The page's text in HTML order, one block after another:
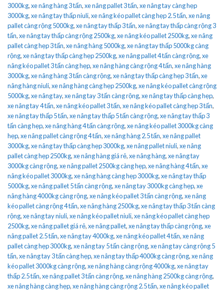
3000kg,xe nâng hàng 3 tấn,xe nâng pallet 3 tấn,xe nâng tay càng hẹp
3000kg,xe nâng tay thấp niuli,xe nâng kéo pallet càng hẹp 2.5 tấn,xe nâng
pallet càng rộng 5000kg,xe nâng tay thấp 3 tấn,xe nâng tay thấp càng rộng 3
tấn,xe nâng tay thấp càng rộng 2500kg,xe nâng kéo pallet 2500kg,xe nâng
pallet càng hẹp 3 tấn,xe nâng hàng 5000kg,xe nâng tay thấp 5000kg càng
rộng,xe nâng tay thấp càng hẹp 2500kg,xe nâng pallet 4 tấn càng rộng,xe
nâng kéo pallet 3 tấn càng hẹp,xe nâng hàng càng rộng 4 tấn,xe nâng hàng
3000kg,xe nâng hàng 3 tấn càng rộng,xe nâng tay thấp càng hẹp 3 tấn,xe
nâng hàng niuli,xe nâng hàng càng hẹp 2500kg,xe nâng kéo pallet càng rộng
5000kg,xe nâng tay,xe nâng tay 3 tấn càng rộng,xe nâng tay thấp càng hẹp,
xe nâng tay 4 tấn,xe nâng kéo pallet 3 tấn,xe nâng kéo pallet càng hẹp 3 tấn,
xe nâng tay thấp 5 tấn,xe nâng tay thấp 5 tấn càng rộng,xe nâng tay thấp 3
tấn càng hẹp,xe nâng hàng 4 tấn càng rộng,xe nâng kéo pallet 3000kg càng
hẹp,xe nâng pallet càng rộng 4 tấn,xe nâng hàng 2.5 tấn,xe nâng pallet
3000kg,xe nâng tay thấp càng hẹp 3000kg,xe nâng pallet niuli,xe nâng
pallet càng hẹp 2500kg,xe nâng hàng giá rẻ,xe nâng hàng,xe nâng tay
3000kg càng rộng,xe nâng pallet 2500kg càng hẹp,xe nâng hàng 4 tấn,xe
nâng kéo pallet 3000kg,xe nâng hàng càng hẹp 3000kg,xe nâng tay thấp
5000kg,xe nâng pallet 5 tấn càng rộng,xe nâng tay 3000kg càng hẹp,xe
nâng hàng 4000kg càng rộng,xe nâng kéo pallet 3 tấn càng rộng,xe nâng
kéo pallet càng rộng 4 tấn,xe nâng hàng 2500kg,xe nâng tay thấp 3 tấn càng
rộng,xe nâng tay niuli,xe nâng kéo pallet niuli,xe nâng kéo pallet càng hẹp
2500kg,xe nâng pallet giá rẻ,xe nâng pallet,xe nâng tay thấp càng rộng,xe
nâng pallet 2.5 tấn,xe nâng tay 4000kg,xe nâng kéo pallet 4 tấn,xe nâng
pallet càng hẹp 3000kg,xe nâng tay 5 tấn càng rộng,xe nâng tay càng rộng 5
tấn,xe nâng tay 3 tấn càng hẹp,xe nâng tay thấp 4000kg càng rộng,xe nâng
kéo pallet 3000kg càng rộng,xe nâng hàng càng rộng 4000kg,xe nâng tay
thấp 2.5 tấn,xe nâng pallet 3 tấn càng rộng,xe nâng hàng 2500kg càng rộng,
xe nâng hàng càng hẹp,xe nâng hàng càng rộng 2.5 tấn,xe nâng kéo pallet